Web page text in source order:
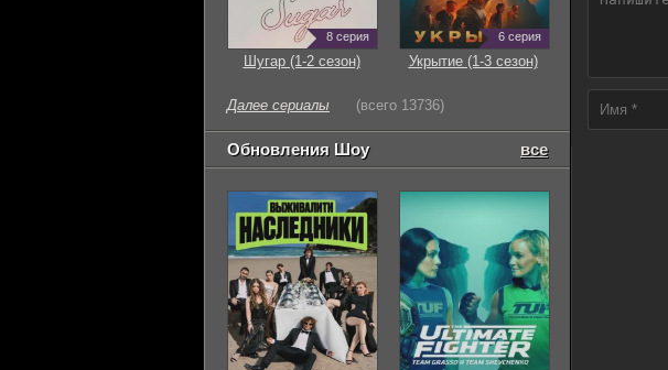
8 серия
Шугар (1-2 сезон)
6 серия
Укрытие (1-3 сезон)
Далее сериалы (всего 13736)
Обновления Шоу все